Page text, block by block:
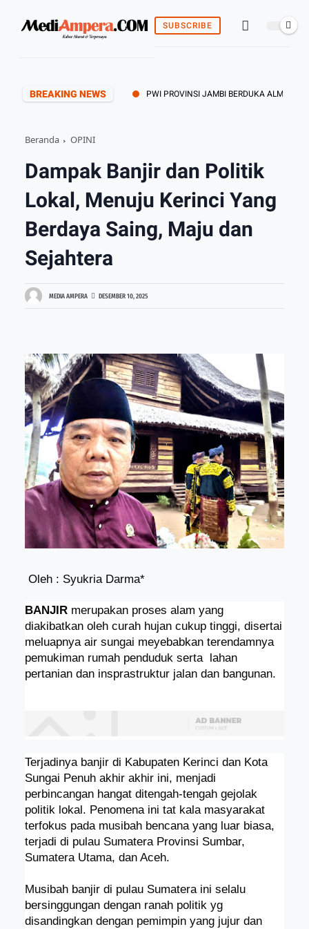
SUBSCRIBE
BREAKING NEWS PWI PROVINSI JAMBI BERDUKA ALM. HERI FR
Beranda OPINI
Dampak Banjir dan Politik
Lokal, Menuju Kerinci Yang
Berdaya Saing, Maju dan
Sejahtera
MEDIA AMPERA DESEMBER 10, 2025
Oleh : Syukria Darma*
BANJIRmerupakan proses alam yang
diakibatkan oleh curah hujan cukup tinggi, disertai
meluapnya air sungai meyebabkan terendamnya
pemukiman rumah penduduk serta lahan
pertanian dan insprastruktur jalan dan bangunan.
Terjadinya banjir di Kabupaten Kerinci dan Kota
Sungai Penuh akhir akhir ini, menjadi
perbincangan hangat ditengah-tengah gejolak
politik lokal. Penomena ini tat kala masyarakat
terfokus pada musibah bencana yang luar biasa,
terjadi di pulau Sumatera Provinsi Sumbar,
Sumatera Utama, dan Aceh.
Musibah banjir di pulau Sumatera ini selalu
bersinggungan dengan ranah politik yg
disandingkan dengan pemimpin yang jujur dan